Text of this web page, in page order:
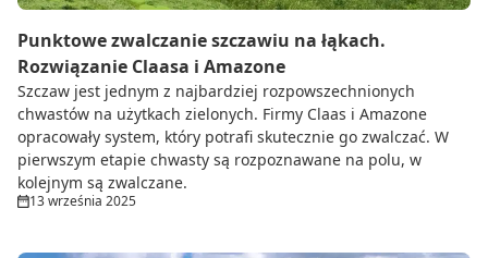
Punktowe zwalczanie szczawiu na łąkach.
Rozwiązanie Claasa i Amazone
Szczaw jest jednym z najbardziej rozpowszechnionych
chwastów na użytkach zielonych. Firmy Claas i Amazone
opracowały system, który potrafi skutecznie go zwalczać. W
pierwszym etapie chwasty są rozpoznawane na polu, w
kolejnym są zwalczane.
13 września 2025